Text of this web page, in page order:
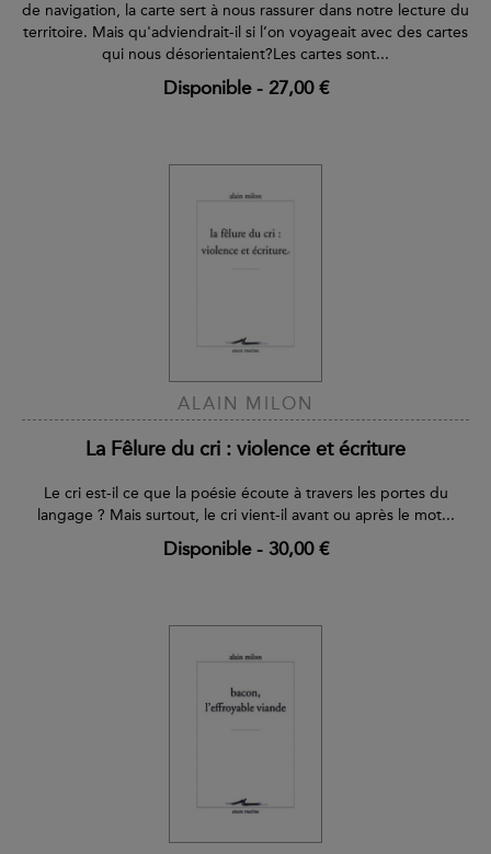
de navigation, la carte sert à nous rassurer dans notre lecture du
territoire. Mais qu'adviendrait-il si l’on voyageait avec des cartes
qui nous désorientaient?Les cartes sont...
Disponible- 27,00 €
ALAIN MILON
La Fêlure du cri : violence et écriture
Le cri est-il ce que la poésie écoute à travers les portes du
langage ? Mais surtout, le cri vient-il avant ou après le mot...
Disponible- 30,00 €